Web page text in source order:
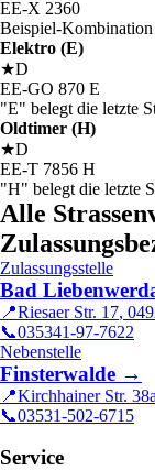
EE-X 2360
Beispiel-Kombination
Elektro (E)
★D
EE-GO 870 E
"E" belegt die letzte
Oldtimer (H)
★D
EE-T 7856 H
"H" belegt die letzte
Alle
Zulassungsstelle
Bad
📍Riesaer Str. 17,
📞035341-97-7622
Nebenstelle
Finsterwalde →
📍Kirchhainer Str. 38a
📞03531-502-6715
Service